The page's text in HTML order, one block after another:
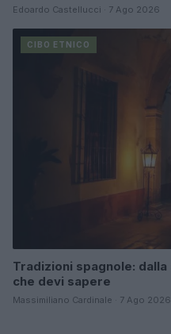
Edoardo Castellucci · 7 Ago 2026
CIBO ETNICO
Tradizioni spagnole:
che devi sapere
Massimiliano Cardinale · 7 Ago 2026